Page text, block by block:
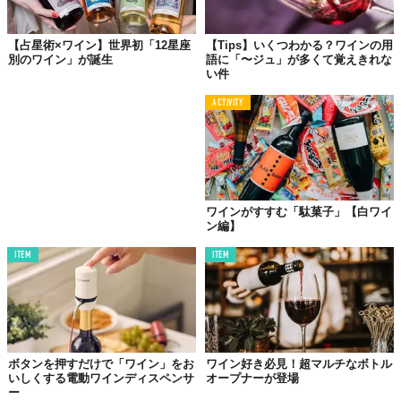
【占星術×ワイン】世界初「12星座
別のワイン」が誕生
【Tips】いくつわかる？ワインの用
語に「〜ジュ」が多くて覚えきれな
い件
ACTIVITY
ワインがすすむ「駄菓子」【白ワイ
ン編】
ITEM
ボタンを押すだけで「ワイン」をお
いしくする電動ワインディスペンサ
ー
ITEM
ワイン好き必見！超マルチなボトル
オープナーが登場